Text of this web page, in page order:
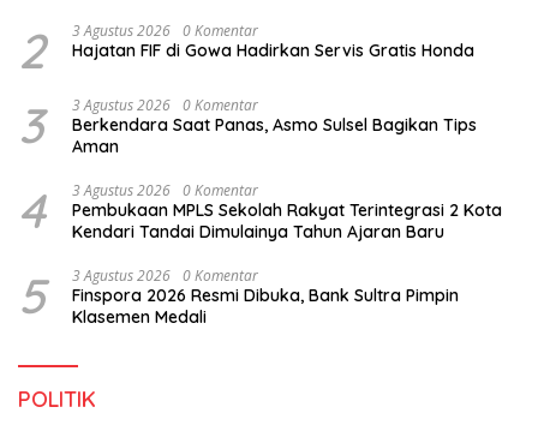
2 3 Agustus 2026 0 Komentar
Hajatan FIF di Gowa Hadirkan Servis Gratis Honda
3 3 Agustus 2026 0 Komentar
Berkendara Saat Panas, Asmo Sulsel Bagikan Tips
Aman
4 3 Agustus 2026 0 Komentar
Pembukaan MPLS Sekolah Rakyat Terintegrasi 2 Kota
Kendari Tandai Dimulainya Tahun Ajaran Baru
5 3 Agustus 2026 0 Komentar
Finspora 2026 Resmi Dibuka, Bank Sultra Pimpin
Klasemen Medali
POLITIK